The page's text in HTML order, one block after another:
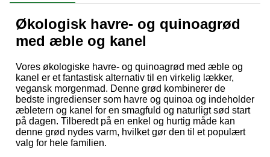
Økologisk havre- og quinoagrød
med æble og kanel
Vores økologiske havre- og quinoagrød med æble og
kanel er et fantastisk alternativ til en virkelig lækker,
vegansk morgenmad. Denne grød kombinerer de
bedste ingredienser som havre og quinoa og indeholder
æbletern og kanel for en smagfuld og naturligt sød start
på dagen. Tilberedt på en enkel og hurtig måde kan
denne grød nydes varm, hvilket gør den til et populært
valg for hele familien.